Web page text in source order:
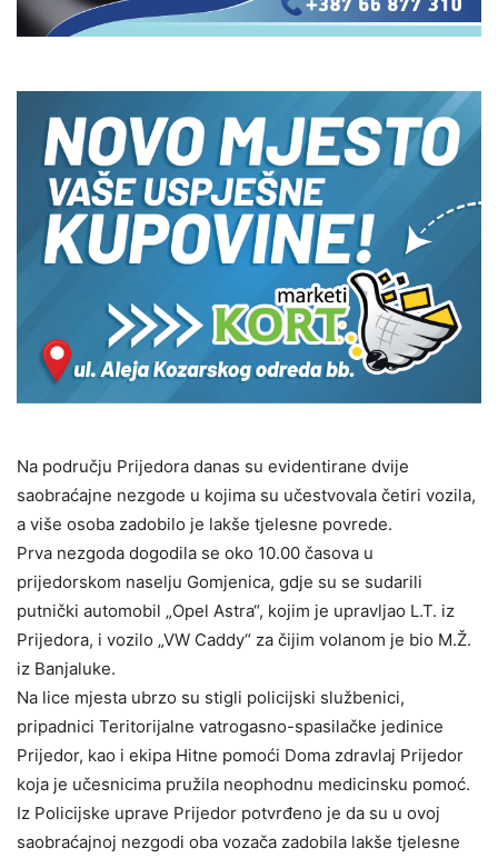
Na području Prijedora danas su evidentirane dvije
saobraćajne nezgode u kojima su učestvovala četiri vozila,
a više osoba zadobilo je lakše tjelesne povrede.
Prva nezgoda dogodila se oko 10.00 časova u
prijedorskom naselju Gomjenica, gdje su se sudarili
putnički automobil „Opel Astra“, kojim je upravljao L.T. iz
Prijedora, i vozilo „VW Caddy“ za čijim volanom je bio M.Ž.
iz Banjaluke.
Na lice mjesta ubrzo su stigli policijski službenici,
pripadnici Teritorijalne vatrogasno-spasilačke jedinice
Prijedor, kao i ekipa Hitne pomoći Doma zdravlaj Prijedor
koja je učesnicima pružila neophodnu medicinsku pomoć.
Iz Policijske uprave Prijedor potvrđeno je da su u ovoj
saobraćajnoj nezgodi oba vozača zadobila lakše tjelesne